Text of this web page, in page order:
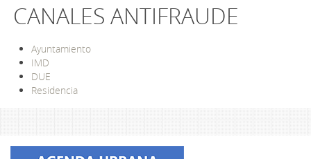
CANALES ANTIFRAUDE
Ayuntamiento
IMD
DUE
Residencia